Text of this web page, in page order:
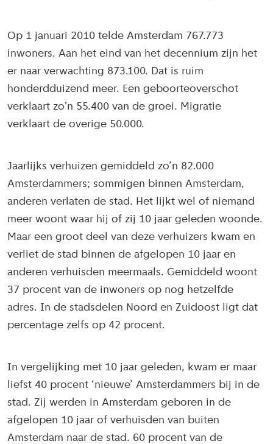
Op 1 januari 2010 telde Amsterdam 767.773
inwoners. Aan het eind van het decennium zijn het
er naar verwachting 873.100. Dat is ruim
honderdduizend meer. Een geboorteoverschot
verklaart zo'n 55.400 van de groei. Migratie
verklaart de overige 50.000.
Jaarlijks verhuizen gemiddeld zo’n 82.000
Amsterdammers; sommigen binnen Amsterdam,
anderen verlaten de stad. Het lijkt wel of niemand
meer woont waar hij of zij 10 jaar geleden woonde.
Maar een groot deel van deze verhuizers kwam en
verliet de stad binnen de afgelopen 10 jaar en
anderen verhuisden meermaals. Gemiddeld woont
37 procent van de inwoners op nog hetzelfde
adres. In de stadsdelen Noord en Zuidoost ligt dat
percentage zelfs op 42 procent.
In vergelijking met 10 jaar geleden, kwam er maar
liefst 40 procent ‘nieuwe’ Amsterdammers bij in de
stad. Zij werden in Amsterdam geboren in de
afgelopen 10 jaar of verhuisden van buiten
Amsterdam naar de stad. 60 procent van de